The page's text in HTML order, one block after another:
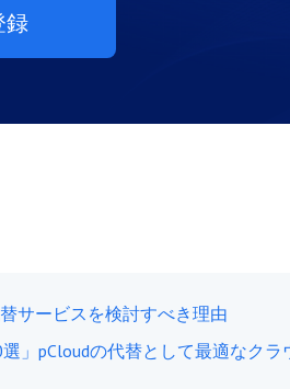
録
サービスを検討すべき理由
選」pCloudの代替として最適なク